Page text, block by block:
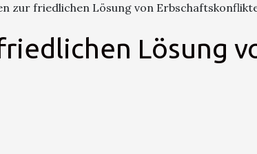
zur friedlichen Lösung von
Lösung